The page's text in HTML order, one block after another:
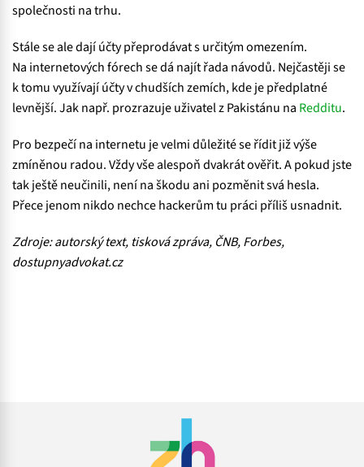
společnosti na trhu.
Stále se ale dají účty přeprodávat s určitým omezením.
Na internetových fórech se dá najít řada návodů. Nejčastěji se
k tomu využívají účty v chudších zemích, kde je předplatné
levnější. Jak např. prozrazuje uživatel z Pakistánu na Redditu.
Pro bezpečí na internetu je velmi důležité se řídit již výše
zmíněnou radou. Vždy vše alespoň dvakrát ověřit. A pokud jste
tak ještě neučinili, není na škodu ani pozměnit svá hesla.
Přece jenom nikdo nechce hackerům tu práci příliš usnadnit.
Zdroje: autorský text, tisková zpráva, ČNB, Forbes,
dostupnyadvokat.cz